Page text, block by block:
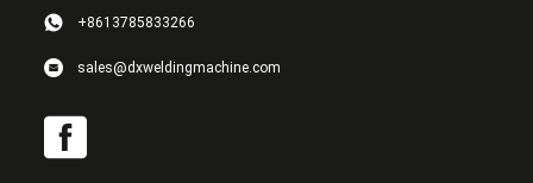
+8613785833266
sales@dxweldingmachine.com